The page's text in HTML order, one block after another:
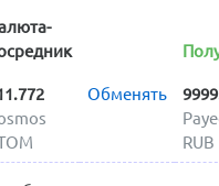
Обменять
RUB